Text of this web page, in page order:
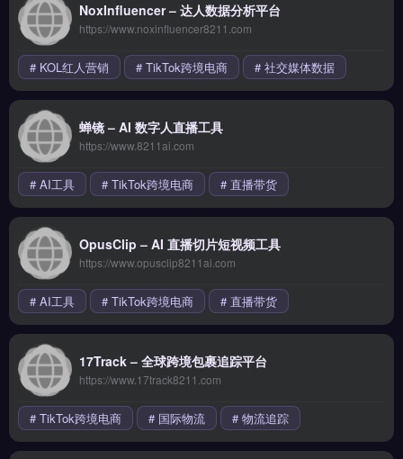
NoxInfluencer – 达人数据分析平台
https://www.noxinfluencer8211.com
# KOL红人营销 # TikTok跨境电商 # 社交媒体数据
蝉镜 – AI 数字人直播工具
https://www.8211ai.com
# AI工具 # TikTok跨境电商 # 直播带货
OpusClip – AI 直播切片短视频工具
https://www.opusclip8211ai.com
# AI工具 # TikTok跨境电商 # 直播带货
17Track – 全球跨境包裹追踪平台
https://www.17track8211.com
# TikTok跨境电商 # 国际物流 # 物流追踪